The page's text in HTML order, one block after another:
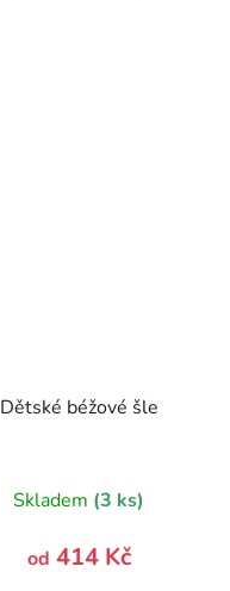
Dětské béžové šle
Skladem (3 ks)
od 414 Kč